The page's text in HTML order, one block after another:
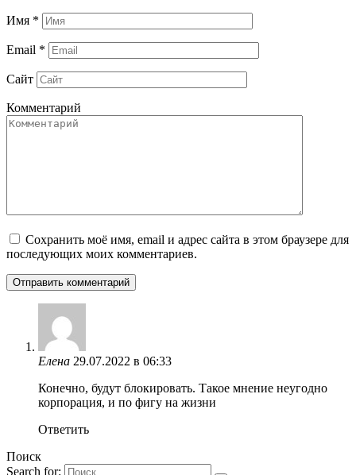
Имя *
Email *
Сайт
Комментарий
Сохранить моё имя, email и адрес сайта в этом браузере для
последующих моих комментариев.
Елена 29.07.2022 в 06:33
Конечно, будут блокировать. Такое мнение неугодно
корпорация, и по фигу на жизни
Ответить
Поиск
Search for: